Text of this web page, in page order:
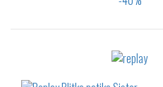
Izaberi željeni broj: